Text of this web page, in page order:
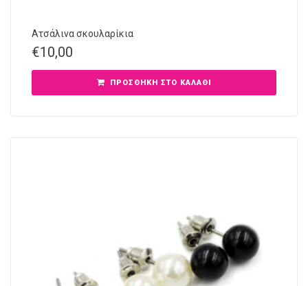
Ατσάλινα σκουλαρίκια
€10,00
ΠΡΟΣΘΉΚΗ ΣΤΟ ΚΑΛΆΘΙ